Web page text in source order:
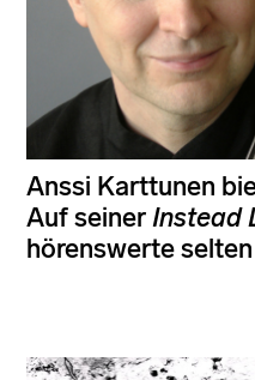
Anssi Karttunen
Auf seinerInstead
hörenswerte